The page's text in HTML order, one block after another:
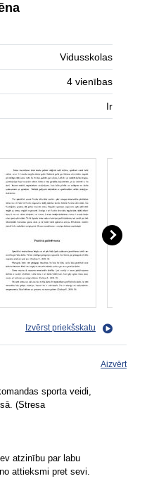
Vidusskolas
4 vienības
Ir
Izvērst priekšskatu
Aizvērt
sporta veidi,
(Stresa
atzinību par labu
attieksmi pret sevi.